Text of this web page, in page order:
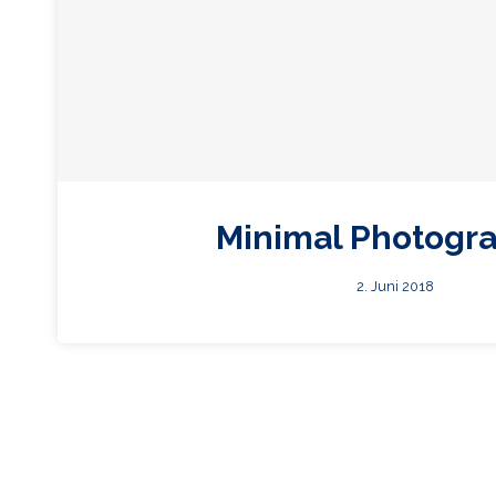
Minimal
2. Juni 2018